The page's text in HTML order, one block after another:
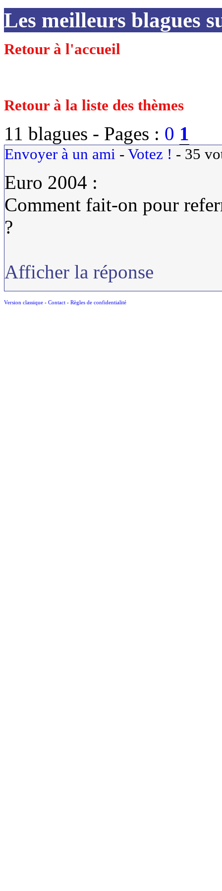
Les meilleurs blagues
Retour à l'accueil
Retour à la liste des thèmes
11 blagues - Pages : 0 1
Envoyer à un ami - Votez ! - 35
Euro 2004 :
Comment fait-on pour
?
Afficher la réponse
Version classique - Contact - Règles de confidentialité